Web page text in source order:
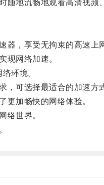
地流畅地观看高清视频
，享受无拘束的高速上
网络加速。
环境。
可选择最适合的加速方
加畅快的网络体验。
络世界。